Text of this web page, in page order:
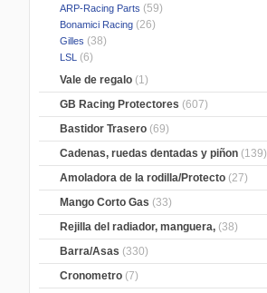
ARP-Racing Parts (59)
Bonamici Racing (26)
Gilles (38)
LSL
(6)
Vale de regalo (1)
GB Racing Protectores (607)
Bastidor Trasero (69)
Cadenas, ruedas dentadas y piñon (139)
Amoladora de la rodilla/Protecto (27)
Mango Corto Gas (33)
Rejilla del radiador, manguera, (38)
Barra/Asas (330)
Cronometro (7)